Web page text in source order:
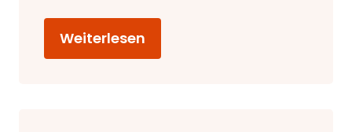
Weiterlesen